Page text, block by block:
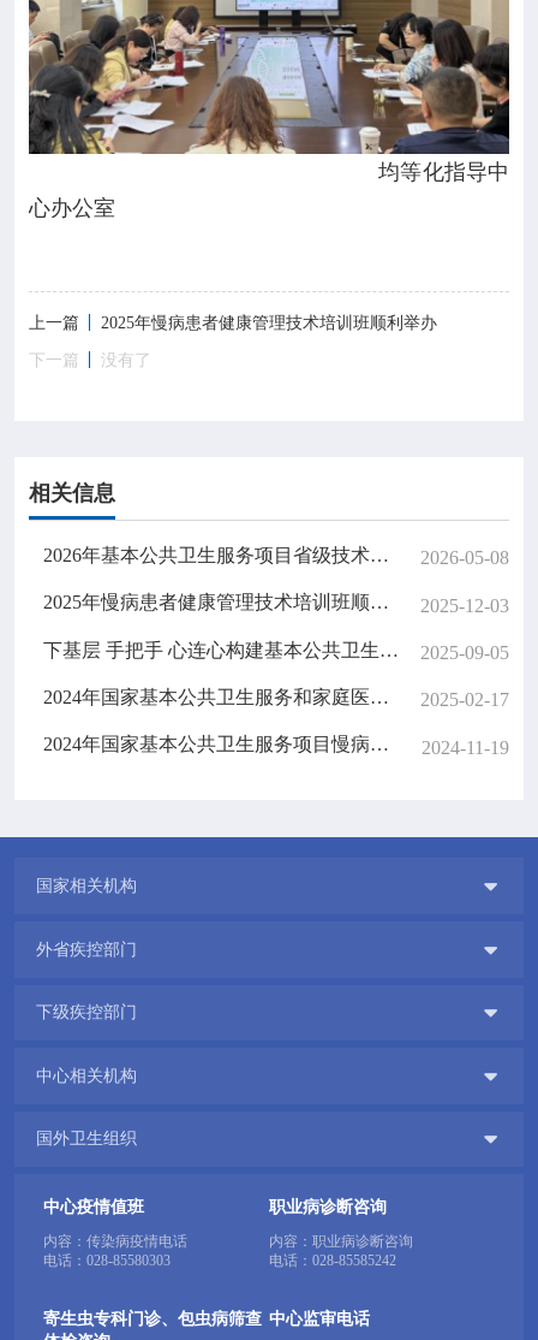
均等化指导中
心办公室
上一篇
2025年慢病患者健康管理技术培训班顺利举办
下一篇
没有了
相关信息
2026年基本公共卫生服务项目省级技术指导专家培训班顺利完成 2026-05-08
2025年慢病患者健康管理技术培训班顺利举办 2025-12-03
下基层 手把手 心连心构建基本公共卫生服务的基层守护网 2025-09-05
2024年国家基本公共卫生服务和家庭医生签约服务报表线上指导顺利完成 2025-02-17
2024年国家基本公共卫生服务项目慢病患者健康管理技术培训班顺利举办 2024-11-19
国家相关机构 
外省疾控部门 
下级疾控部门 
中心相关机构 
国外卫生组织 
中心疫情值班
内容：传染病疫情电话
电话： 028-85580303
职业病诊断咨询
内容：职业病诊断咨询
电话： 028-85585242
寄生虫专科门诊、包虫病筛查 中心监审电话